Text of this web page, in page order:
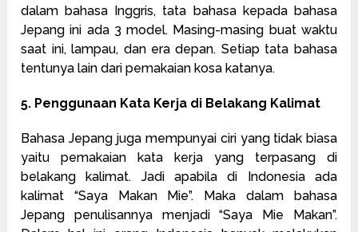
dalam bahasa Inggris, tata bahasa kepada bahasa
Jepang ini ada 3 model. Masing-masing buat waktu
saat ini, lampau, dan era depan. Setiap tata bahasa
tentunya lain dari pemakaian kosa katanya.
5. Penggunaan Kata Kerja di Belakang Kalimat
Bahasa Jepang juga mempunyai ciri yang tidak biasa
yaitu pemakaian kata kerja yang terpasang di
belakang kalimat. Jadi apabila di Indonesia ada
kalimat “Saya Makan Mie”. Maka dalam bahasa
Jepang penulisannya menjadi “Saya Mie Makan”.